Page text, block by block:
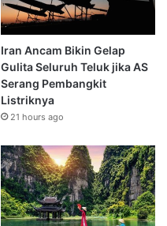
Iran Ancam Bikin Gelap
Gulita Seluruh Teluk jika AS
Serang Pembangkit
Listriknya
21 hours ago